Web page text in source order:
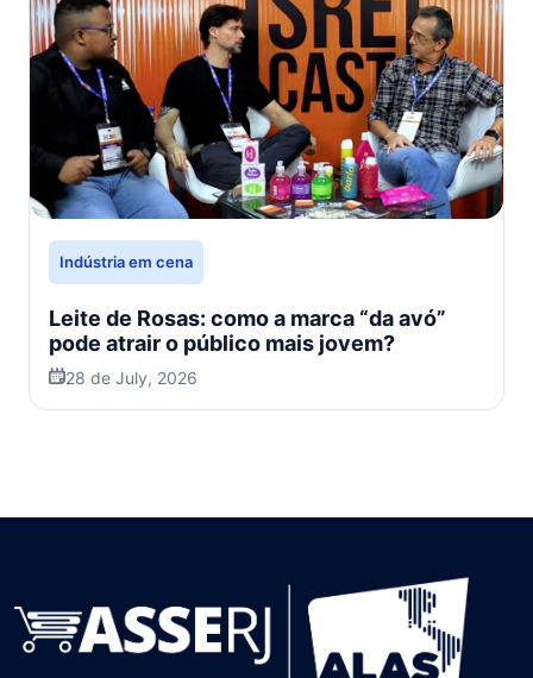
Indústria em cena
Leite de Rosas: como a marca “da avó”
pode atrair o público mais jovem?
28 de July, 2026